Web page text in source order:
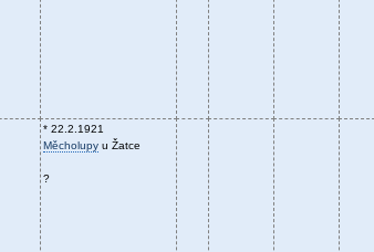
* 22.2.1921
Měcholupy u Žatce
?